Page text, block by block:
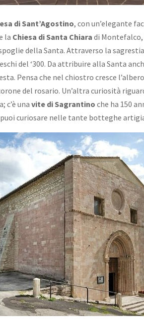
di Sant’Agostino, con un’elegante
la Chiesa di Santa Chiara di Montefalco,
della Santa. Attraverso la
del ‘300. Da attribuire alla Santa
Pensa che nel chiostro cresce
del rosario. Un’altra curiosità
c’è unavite di Sagrantino che ha 150
puoi curiosare nelle tante botteghe